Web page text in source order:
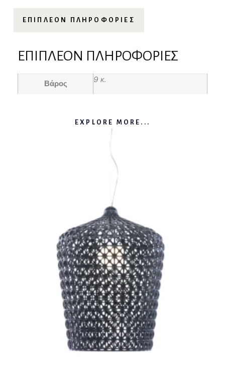
ΕΠΙΠΛΈΟΝ ΠΛΗΡΟΦΟΡΊΕΣ
ΕΠΙΠΛΈΟΝ ΠΛΗΡΟΦΟΡΊΕΣ
Βάρος 9 κ.
EXPLORE MORE...